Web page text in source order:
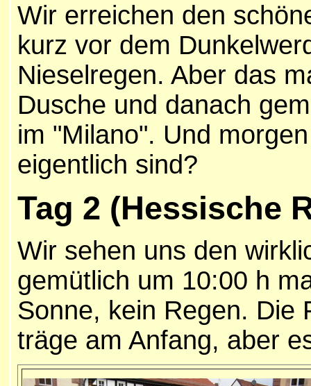
Wir erreichen den
kurz vor dem
Nieselregen. Aber das
Dusche und danach
im "Milano". Und
eigentlich sind?
Tag 2 (Hessische
Wir sehen uns den
gemütlich um 10:00 h
Sonne, kein Regen. Die
träge am Anfang, aber